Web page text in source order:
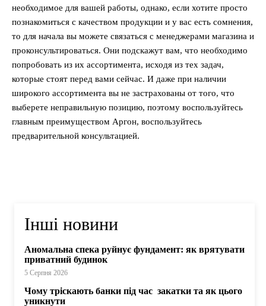
необходимое для вашей работы, однако, если хотите просто
познакомиться с качеством продукции и у вас есть сомнения,
то для начала вы можете связаться с менеджерами магазина и
проконсультироваться. Они подскажут вам, что необходимо
попробовать из их ассортимента, исходя из тех задач,
которые стоят перед вами сейчас. И даже при наличии
широкого ассортимента вы не застрахованы от того, что
выберете неправильную позицию, поэтому воспользуйтесь
главным преимуществом Аргон, воспользуйтесь
предварительной консультацией.
Інші новини
Аномальна спека руйнує фундамент: як врятувати
приватний будинок
5 Серпня 2026
Чому тріскають банки під час закатки та як цього
уникнути